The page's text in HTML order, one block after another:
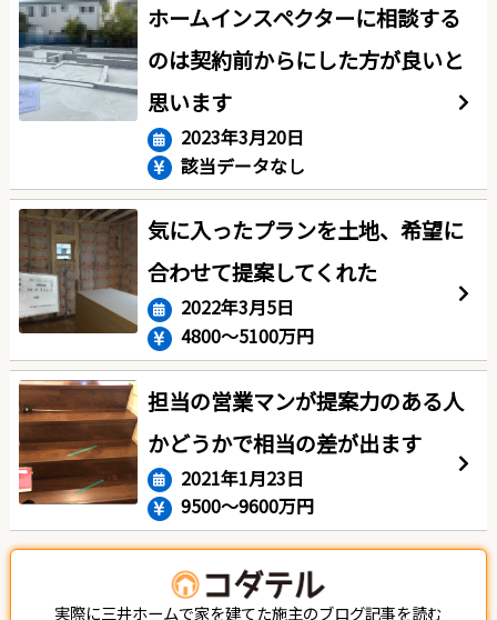
ホームインスペクターに相談する
のは契約前からにした方が良いと
思います
2023年3月20日
該当データなし
気に入ったプランを土地、希望に
合わせて提案してくれた
2022年3月5日
4800〜5100万円
担当の営業マンが提案力のある人
かどうかで相当の差が出ます
2021年1月23日
9500〜9600万円
実際に三井ホームで家を建てた施主のブログ記事を読む